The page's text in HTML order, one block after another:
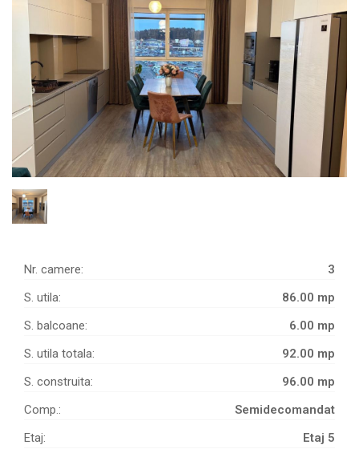
Nr. camere:
3
S. utila:
86.00 mp
S. balcoane:
6.00 mp
S. utila totala:
92.00 mp
S. construita:
96.00 mp
Comp.:
Semidecomandat
Etaj:
Etaj 5